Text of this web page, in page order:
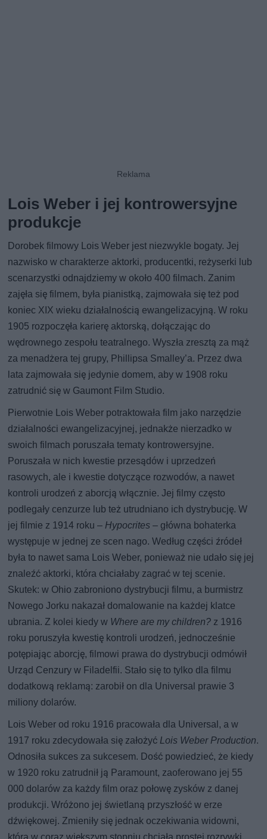
Lois Weber i jej kontrowersyjne
produkcje
Dorobek filmowy Lois Weber jest niezwykle bogaty. Jej
nazwisko w charakterze aktorki, producentki, reżyserki lub
scenarzystki odnajdziemy w około 400 filmach. Zanim
zajęła się filmem, była pianistką, zajmowała się też pod
koniec XIX wieku działalnością ewangelizacyjną. W roku
1905 rozpoczęła karierę aktorską, dołączając do
wędrownego zespołu teatralnego. Wyszła zresztą za mąż
za menadżera tej grupy, Phillipsa Smalley’a. Przez dwa
lata zajmowała się jedynie domem, aby w 1908 roku
zatrudnić się w Gaumont Film Studio.
Pierwotnie Lois Weber potraktowała film jako narzędzie
działalności ewangelizacyjnej, jednakże nierzadko w
swoich filmach poruszała tematy kontrowersyjne.
Poruszała w nich kwestie przesądów i uprzedzeń
rasowych, ale i kwestie dotyczące rozwodów, a nawet
kontroli urodzeń z aborcją włącznie. Jej filmy często
podlegały cenzurze lub też utrudniano ich dystrybucję. W
jej filmie z 1914 roku – Hypocrites – główna bohaterka
występuje w jednej ze scen nago. Według części źródeł
była to nawet sama Lois Weber, ponieważ nie udało się jej
znaleźć aktorki, która chciałaby zagrać w tej scenie.
Skutek: w Ohio zabroniono dystrybucji filmu, a burmistrz
Nowego Jorku nakazał domalowanie na każdej klatce
ubrania. Z kolei kiedy w Where are my children? z 1916
roku poruszyła kwestię kontroli urodzeń, jednocześnie
potępiając aborcję, filmowi prawa do dystrybucji odmówił
Urząd Cenzury w Filadelfii. Stało się to tylko dla filmu
dodatkową reklamą: zarobił on dla Universal prawie 3
miliony dolarów.
Lois Weber od roku 1916 pracowała dla Universal, a w
1917 roku zdecydowała się założyć Lois Weber Production.
Odnosiła sukces za sukcesem. Dość powiedzieć, że kiedy
w 1920 roku zatrudnił ją Paramount, zaoferowano jej 55
000 dolarów za każdy film oraz połowę zysków z danej
produkcji. Wróżono jej świetlaną przyszłość w erze
dźwiękowej. Zmieniły się jednak oczekiwania widowni,
która w coraz większym stopniu chciała prostej rozrywki,